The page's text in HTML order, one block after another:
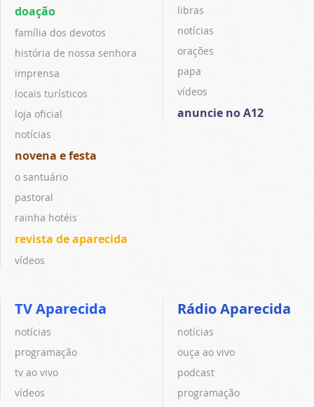
doação
família dos devotos
história de nossa senhora
imprensa
locais turísticos
loja oficial
notícias
novena e festa
o santuário
pastoral
rainha hotéis
revista de aparecida
vídeos
libras
notícias
orações
papa
vídeos
anuncie no A12
TV Aparecida
notícias
programação
tv ao vivo
vídeos
Rádio Aparecida
notícias
ouça ao vivo
podcast
programação